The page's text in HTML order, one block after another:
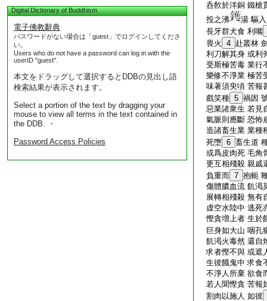
Digital Dictionary of Buddhism
電子佛教辭典
パスワードがない場合は「guest」でログインしてくださ
い。
Users who do not have a password can log in with the
userID "guest".
本文をドラッグして選択するとDDBの見出し語
検索結果が表示されます。
Select a portion of the text by dragging your
mouse to view all terms in the text contained in
the DDB. ・
Password Access Policies
呑飮於洋銅 鐵槍
投之沸
湯 驅
長牙群犬食 利嘴
畏火
4 赴叢林
利刀解其身 或利
受斯極苦毒 業行
樂修不淨業 極苦
味著須臾頃 苦報
戲笑種 5 禍因
惡業諸衆生 若見
氣脈則應斷 恐怖
造諸畜生業 業種
死墮 6 畜生道
或爲皮肉死 毛角
更互相殘殺 親戚
負重而 7 抱軛
傷體膿血流 飢渇
展轉相殘殺 無有
虚空水陸中 逃死
慳貪増上者 生於
巨身如大山 咽孔
飢渇火毒然 還自
求者慳不與 或遮
生彼餓鬼中 求食
不淨人所棄 欲食
若人聞慳貪 苦報
割肉以施人 如彼